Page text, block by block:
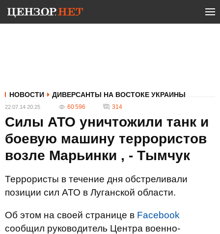
НОВОСТИ ДИВЕРСАНТЫ НА ВОСТОКЕ УКРАИНЫ
22.07.14 20:25 60 596 314
Силы АТО уничтожили танк и
боевую машину террористов
возле Марьинки , - Тымчук
Террористы в течение дня обстреливали
позиции сил АТО в Луганской области.
Об этом на своей странице в Facebook
сообщил руководитель Центра военно-